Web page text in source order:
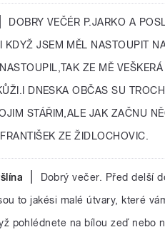
DOBRY VEČÉR P.JARKO A
KDYŽ JSEM MĚL NASTOUPIT
ZE MĚ
DNESKA OBČAS SU
STÁŘIM,ALE JAK ZAČNU
ZE ŽIDLOCHOVIC.
Dobrý večer. Před delší
to jakési malé útvary, které
pohlédnete na bílou zeď nebo